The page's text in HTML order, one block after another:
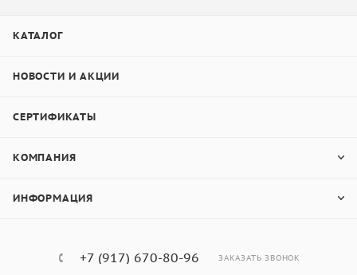
КАТАЛОГ
НОВОСТИ И АКЦИИ
СЕРТИФИКАТЫ
КОМПАНИЯ
ИНФОРМАЦИЯ
+7 (917) 670-80-96 ЗАКАЗАТЬ ЗВОНОК